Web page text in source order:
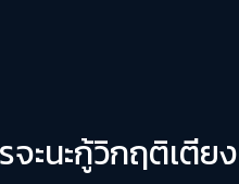
ะนะกู้วิกฤติเตีย